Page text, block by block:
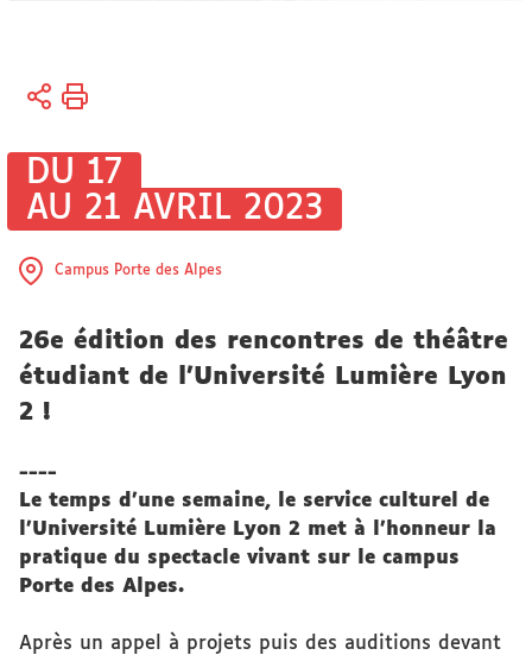
Vous
Accueil
campus
Culture
DU 17
AU 21 AVRIL 2023
Campus Porte des Alpes
26e édition des rencontres de théâtre
étudiant de l'Université Lumière Lyon
2 !
----
Le temps d’une semaine, le service culturel de
l’Université Lumière Lyon 2 met à l’honneur la
pratique du spectacle vivant sur le campus
Porte des Alpes.
Après un appel à projets puis des auditions devant